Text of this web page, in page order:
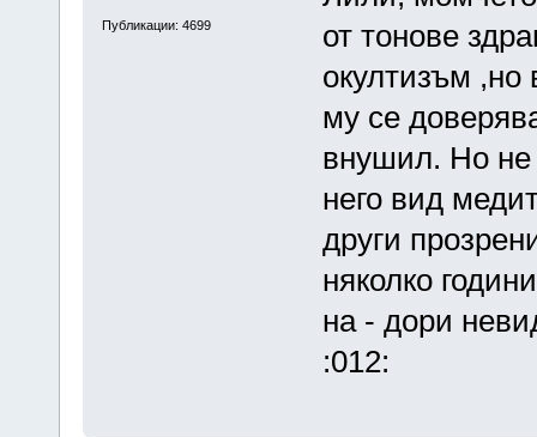
Публикации: 4699
от тонове
окултизъм
му се
внушил. Но не
него вид
други
няколко
на - дори
:012: